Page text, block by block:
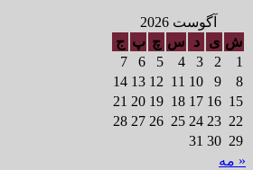
آگوست 2026
ش ی د س چ پ ج
1
2
3
4
5
6
7
8
9
10
11
12
13
14
15
16
17
18
19
20
21
22
23
24
25
26
27
28
29
30
31
« مه